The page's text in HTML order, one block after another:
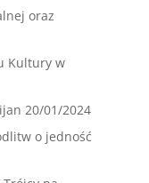
oraz
Kultury w
20/01/2024
o jedność